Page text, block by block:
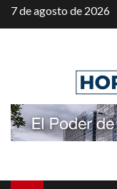
Saltar
al
7 de agosto de 2026